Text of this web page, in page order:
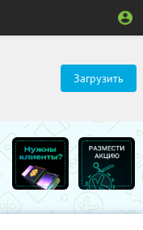
Загрузить